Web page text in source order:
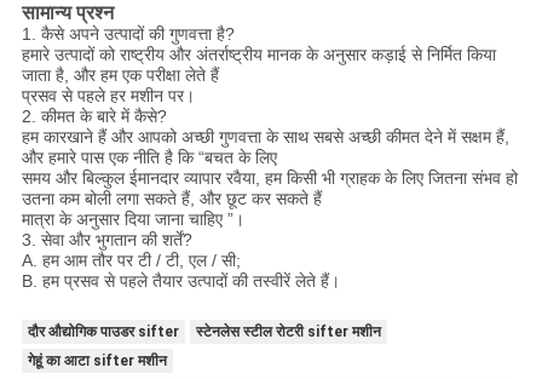
सामान्य प्रश्न
1. कैसे अपने उत्पादों की गुणवत्ता है?
हमारे उत्पादों को राष्ट्रीय और अंतर्राष्ट्रीय मानक के अनुसार कड़ाई से निर्मित किया
जाता है, और हम एक परीक्षा लेते हैं
प्रसव से पहले हर मशीन पर।
2. कीमत के बारे में कैसे?
हम कारखाने हैं और आपको अच्छी गुणवत्ता के साथ सबसे अच्छी कीमत देने में सक्षम हैं,
और हमारे पास एक नीति है कि “बचत के लिए
समय और बिल्कुल ईमानदार व्यापार रवैया, हम किसी भी ग्राहक के लिए जितना संभव हो
उतना कम बोली लगा सकते हैं, और छूट कर सकते हैं
मात्रा के अनुसार दिया जाना चाहिए ”।
3. सेवा और भुगतान की शर्तें?
A. हम आम तौर पर टी / टी, एल / सी;
B. हम प्रसव से पहले तैयार उत्पादों की तस्वीरें लेते हैं।
दौर औद्योगिक पाउडर sifter
स्टेनलेस स्टील रोटरी sifter मशीन
गेहूं का आटा sifter मशीन